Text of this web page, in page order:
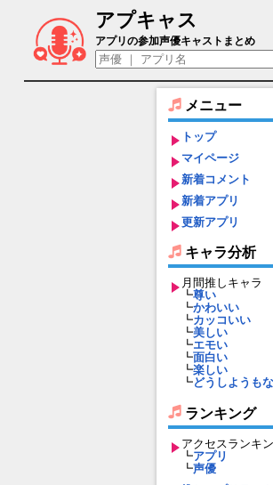
アプキャス
朧（声優：井上麻里奈)
アプリの参加声優キャストまとめ
メニュー
トップ
マイページ
新着コメント
新着アプリ
更新アプリ
キャラ分析
月間推しキャラ
┗尊い
┗かわいい
┗カッコいい
┗美しい
┗エモい
┗面白い
┗楽しい
┗どうしようも
ランキング
アクセスランキ
┗アプリ
┗声優